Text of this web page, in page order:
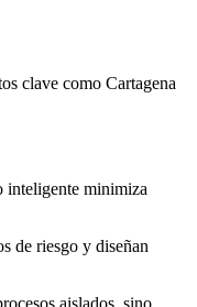
clave como Cartagena
inteligente minimiza
de riesgo y diseñan
aislados, sino